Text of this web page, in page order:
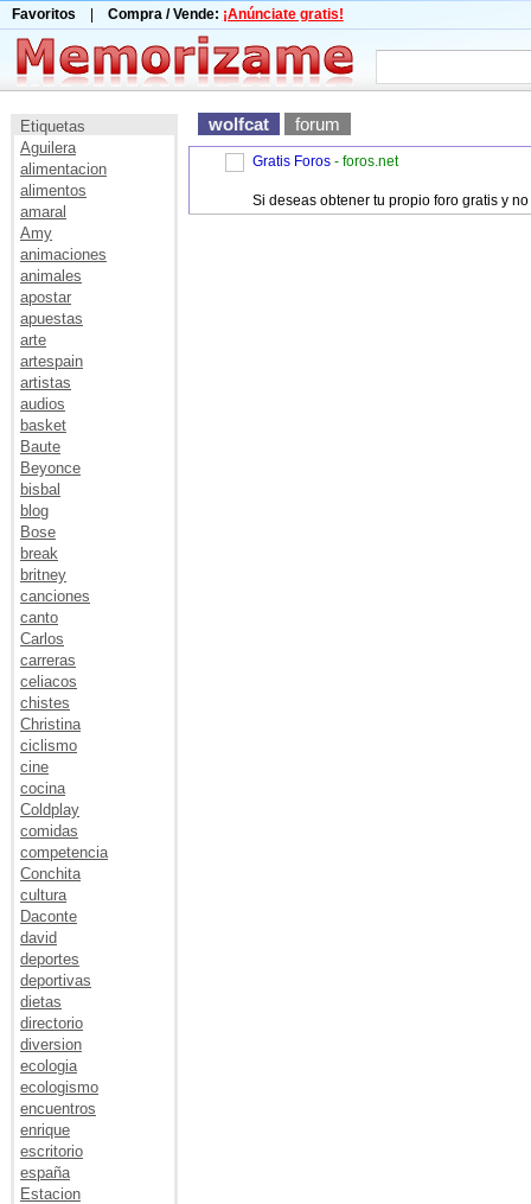
Favoritos Compra / Vende: ¡Anúnciate gratis!
Etiquetas
Aguilera
alimentacion
alimentos
amaral
Amy
animaciones
animales
apostar
apuestas
arte
artespain
artistas
audios
basket
Baute
Beyonce
bisbal
blog
Bose
break
britney
canciones
canto
Carlos
carreras
celiacos
chistes
Christina
ciclismo
cine
cocina
Coldplay
comidas
competencia
Conchita
cultura
Daconte
david
deportes
deportivas
dietas
directorio
diversion
ecologia
ecologismo
encuentros
enrique
escritorio
españa
Estacion
wolfcat forum
Gratis Foros - foros.net
Si deseas obtener tu propio foro gratis y